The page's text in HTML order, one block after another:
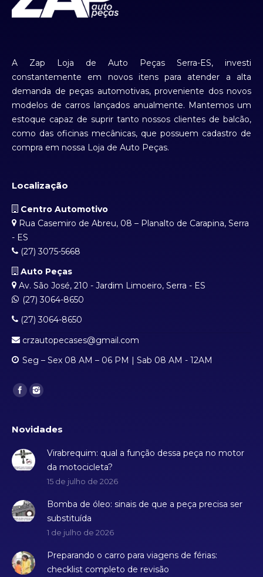
A Zap Loja de Auto Peças Serra-ES, investi
constantemente em novos itens para atender a alta
demanda de peças automotivas, proveniente dos novos
modelos de carros lançados anualmente. Mantemos um
estoque capaz de suprir tanto nossos clientes de balcão,
como das oficinas mecânicas, que possuem cadastro de
compra em nossa Loja de Auto Peças.
Localização
Centro Automotivo
Rua Casemiro de Abreu, 08 – Planalto de Carapina, Serra
- ES
(27) 3075-5668
Auto Peças
Av. São José, 210 - Jardim Limoeiro, Serra - ES
(27) 3064-8650
(27) 3064-8650
crzautopecases@gmail.com
Seg – Sex 08 AM – 06 PM | Sab 08 AM - 12AM
Find us on:
Novidades
Virabrequim: qual a função dessa peça no motor
da motocicleta?
15 de julho de 2026
Bomba de óleo: sinais de que a peça precisa ser
substituída
1 de julho de 2026
Preparando o carro para viagens de férias:
checklist completo de revisão